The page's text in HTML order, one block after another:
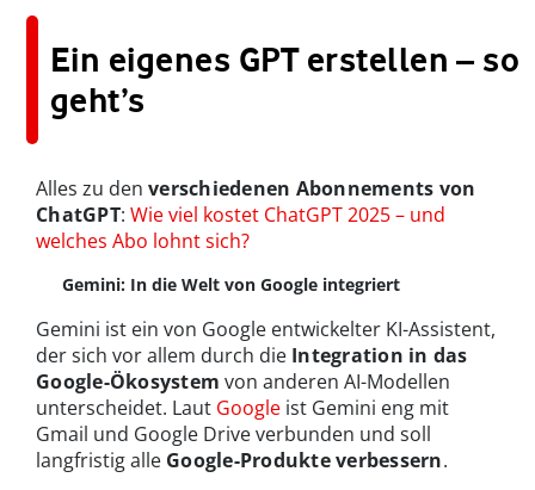
Ein eigenes GPT erstellen – so
geht’s
Alles zu den verschiedenen Abonnements von
ChatGPT: Wie viel kostet ChatGPT 2025 – und
welches Abo lohnt sich?
Gemini: In die Welt von Google integriert
Gemini ist ein von Google entwickelter KI-Assistent,
der sich vor allem durch die Integration in das
Google-Ökosystem von anderen AI-Modellen
unterscheidet. Laut Google ist Gemini eng mit
Gmail und Google Drive verbunden und soll
langfristig alle Google-Produkte verbessern.